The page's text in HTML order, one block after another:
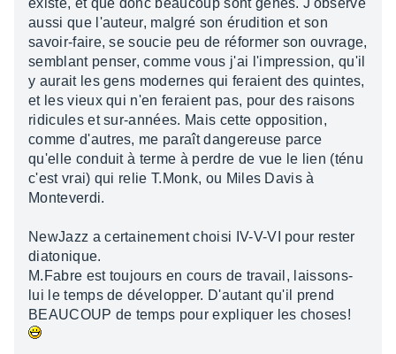
aussi que l'auteur, malgré son érudition et son
savoir-faire, se soucie peu de réformer son ouvrage,
semblant penser, comme vous j'ai l'impression, qu'il
y aurait les gens modernes qui feraient des quintes,
et les vieux qui n'en feraient pas, pour des raisons
ridicules et sur-années. Mais cette opposition,
comme d'autres, me paraît dangereuse parce
qu'elle conduit à terme à perdre de vue le lien (ténu
c'est vrai) qui relie T.Monk, ou Miles Davis à
Monteverdi.
NewJazz a certainement choisi IV-V-VI pour rester
diatonique.
M.Fabre est toujours en cours de travail, laissons-
lui le temps de développer. D'autant qu'il prend
BEAUCOUP de temps pour expliquer les choses!